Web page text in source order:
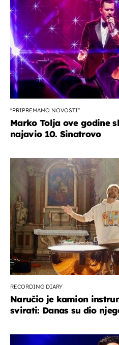
''PRIPREMAMO NOVOSTI''
Marko Tolja ove godine
najavio 10. Sinatrovo
RECORDING DIARY
Naručio je kamion
svirati: Danas su dio